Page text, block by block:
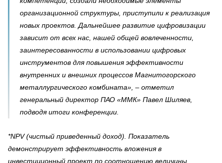
организационной структуры, приступили к реализация
новых проектов. Дальнейшее развитие цифровизации
зависит от всех нас, нашей общей вовлеченности,
заинтересованности в использовании цифровых
инструментов для повышения эффективности
внутренних и внешних процессов Магнитогорского
металлургического комбината», – отметил
генеральный директор ПАО «ММК» Павел Шиляев,
подводя итоги конференции.
*NPV (чистый приведенный доход). Показатель
демонстрирует эффективность вложения в
инвестиционный проект по соотношению величины